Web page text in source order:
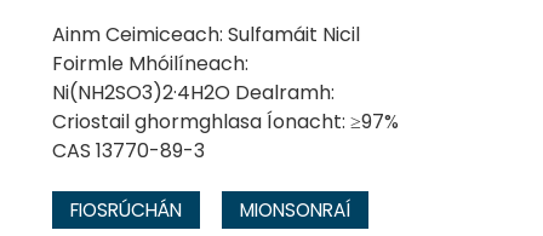
Ainm Ceimiceach: Sulfamáit Nicil
Foirmle Mhóilíneach:
Ni(NH2SO3)2·4H2O Dealramh:
Criostail ghormghlasa Íonacht: ≥97%
CAS 13770-89-3
FIOSRÚCHÁN MIONSONRAÍ